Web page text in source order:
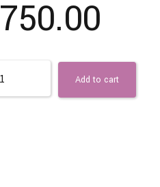
750.00
Add to cart